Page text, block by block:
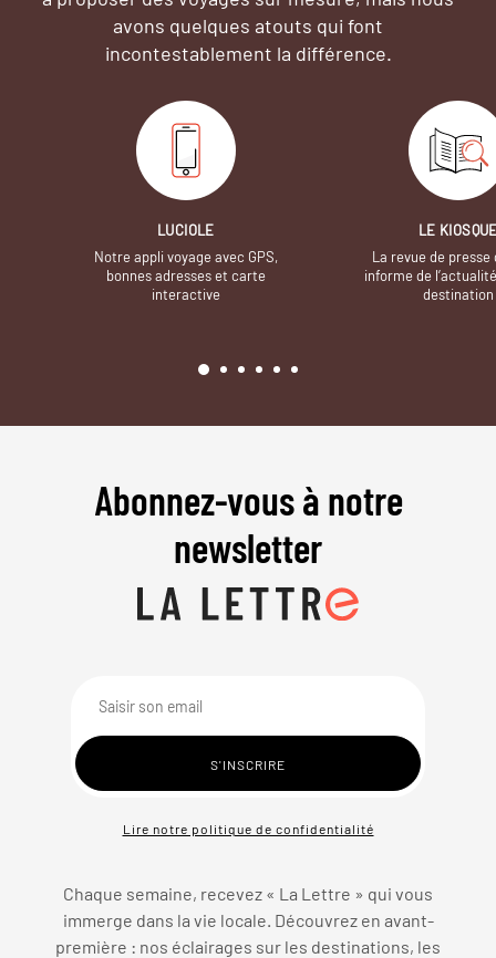
avons quelques atouts qui font
incontestablement la différence.
LUCIOLE
Notre appli voyage avec GPS,
bonnes adresses et carte
interactive
LE
La revue de presse
informe de
destination
Abonnez-vous à notre
newsletter
Lire notre politique de confidentialité
Chaque semaine, recevez « La Lettre » qui vous
immerge dans la vie locale. Découvrez en avant-
première : nos éclairages sur les destinations, les